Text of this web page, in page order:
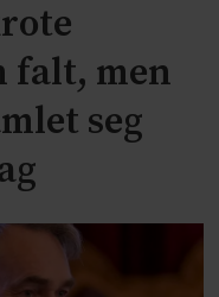
falt, men
seg